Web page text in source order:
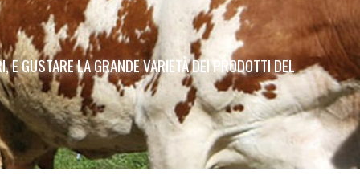
GUSTARE LA GRANDE VARIETÀ DEI PRODOTTI DEL